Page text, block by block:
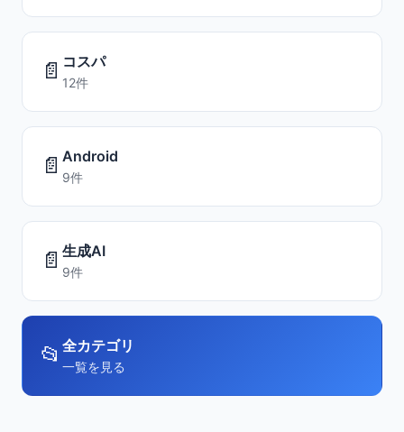
📄 コスパ
12件
📄 Android
9件
📄 生成AI
9件
📂 全カテゴリ
一覧を見る